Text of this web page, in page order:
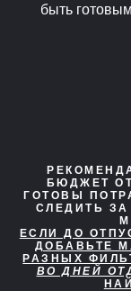
быть
БЮДЖЕТ
ГОТОВЫ
СЛЕДИТЬ
ЕСЛИ ДО
ДОБАВЬТЕ
РАЗНЫХ
ВО ДНЕЙ